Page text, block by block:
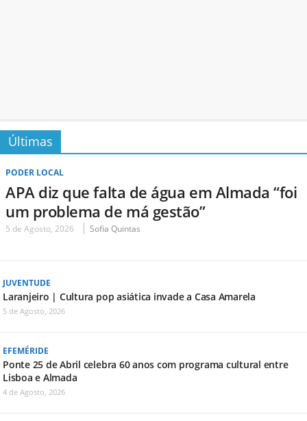
Últimas
PODER LOCAL
APA diz que falta de água em Almada “foi
um problema de má gestão”
5 de Agosto, 2026 Sofia Quintas
JUVENTUDE
Laranjeiro | Cultura pop asiática invade a Casa Amarela
5 de Agosto, 2026
EFEMÉRIDE
Ponte 25 de Abril celebra 60 anos com programa cultural entre
Lisboa e Almada
4 de Agosto, 2026